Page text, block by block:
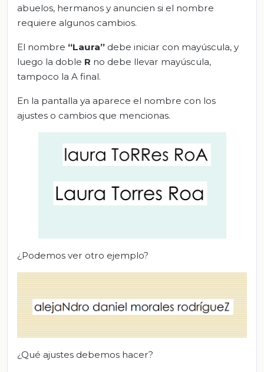
abuelos, hermanos y anuncien si el nombre
requiere algunos cambios.
El nombre “Laura” debe iniciar con mayúscula, y
luego la doble R no debe llevar mayúscula,
tampoco la A final.
En la pantalla ya aparece el nombre con los
ajustes o cambios que mencionas.
¿Podemos ver otro ejemplo?
¿Qué ajustes debemos hacer?